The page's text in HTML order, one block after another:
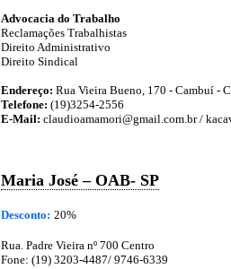
Advocacia do Trabalho
Reclamações Trabalhistas
Direito Administrativo
Direito Sindical
Endereço: Rua Vieira Bueno, 170 - Cambuí -
Telefone: (19)3254-2556
E-Mail: claudioamamori@gmail.com.br /
Maria José – OAB- SP
Desconto: 20%
Rua. Padre Vieira nº 700 Centro
Fone: (19) 3203-4487/ 9746-6339